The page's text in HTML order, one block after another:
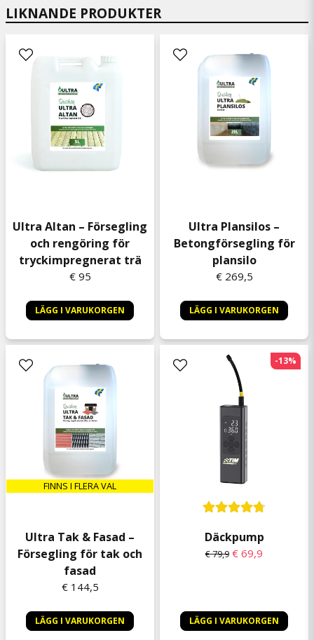
LIKNANDE PRODUKTER
Ultra Altan – Försegling
och rengöring för
tryckimpregnerat trä
€ 95
LÄGG I VARUKORGEN
Ultra Plansilos –
Betongförsegling för
plansilo
€ 269,5
LÄGG I VARUKORGEN
FINNS I FLERA VAL
Ultra Tak & Fasad –
Försegling för tak och
fasad
€ 144,5
LÄGG I VARUKORGEN
Däckpump
€ 79,9 € 69,9
LÄGG I VARUKORGEN
-13%